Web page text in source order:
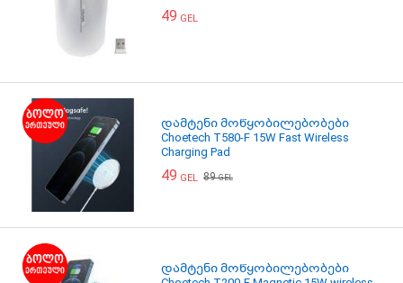
49 GEL
დამტენი მოწყობილებობები
Choetech T580-F 15W Fast Wireless
Charging Pad
49 GEL 89GEL
დამტენი მოწყობილებობები